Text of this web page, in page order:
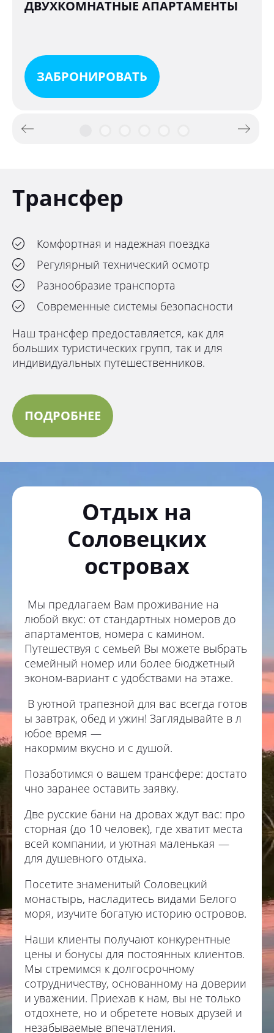
ДВУХКОМНАТНЫЕ АПАРТАМЕНТЫ
ЗАБРОНИРОВАТЬ
Трансфер
Комфортная и надежная поездка
Регулярный технический осмотр
Разнообразие транспорта
Современные системы безопасности
Наш трансфер предоставляется, как для
больших туристических групп, так и для
индивидуальных путешественников.
ПОДРОБНЕЕ
Отдых на
Соловецких
островах
Мы предлагаем Вам проживание на
любой вкус: от стандартных номеров до
апартаментов, номера с камином.
Путешествуя с семьей Вы можете выбрать
семейный номер или более бюджетный
эконом-вариант с удобствами на этаже.
В уютной трапезной для вас всегда готов
ы завтрак, обед и ужин! Заглядывайте в л
юбое время —
накормим вкусно и с душой.
Позаботимся о вашем трансфере: достато
чно заранее оставить заявку.
Две русские бани на дровах ждут вас: про
сторная (до 10 человек), где хватит места
всей компании, и уютная маленькая —
для душевного отдыха.
Посетите знаменитый Соловецкий
монастырь, насладитесь видами Белого
моря, изучите богатую историю островов.
Наши клиенты получают конкурентные
цены и бонусы для постоянных клиентов.
Мы стремимся к долгосрочному
сотрудничеству, основанному на доверии
и уважении. Приехав к нам, вы не только
отдохнете, но и обретете новых друзей и
незабываемые впечатления.